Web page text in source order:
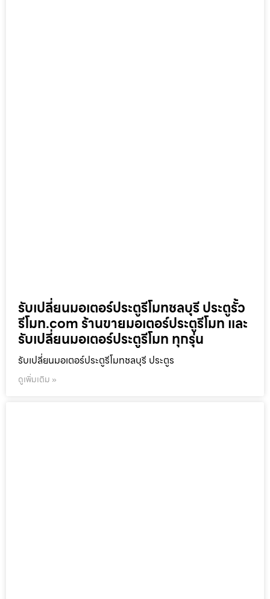
รับเปลี่ยนมอเตอร์ประตูรีโมทชลบุรี ประตูรั้ว
รีโมท.com ร้านขายมอเตอร์ประตูรีโมท และ
รับเปลี่ยนมอเตอร์ประตูรีโมท ทุกรุ่น
รับเปลี่ยนมอเตอร์ประตูรีโมทชลบุรี ประตูร
ดูเพิ่มเติม »